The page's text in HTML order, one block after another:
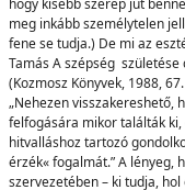
hogy kisebb szerep jut
meg inkább személytelen
fene se tudja.) De mi az
Tamás A szépség születése
(Kozmosz Könyvek, 1988,
„Nehezen visszakereshető,
felfogására mikor találták ki,
hitvalláshoz tartozó
érzék« fogalmát.” A lényeg,
szervezetében – ki tudja,